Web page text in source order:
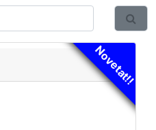
Novetat!!